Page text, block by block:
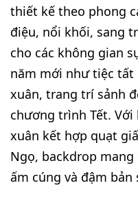
thiết kế theo phong
điệu, nổi khối, sang
cho các không gian
năm mới như tiệc tất
xuân, trang trí sảnh
chương trình Tết.
xuân kết hợp quạt
Ngọ, backdrop
ấm cúng và đậm bản